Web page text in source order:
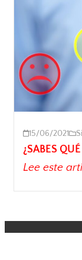
15/06/2021
¿SABES
Lee este